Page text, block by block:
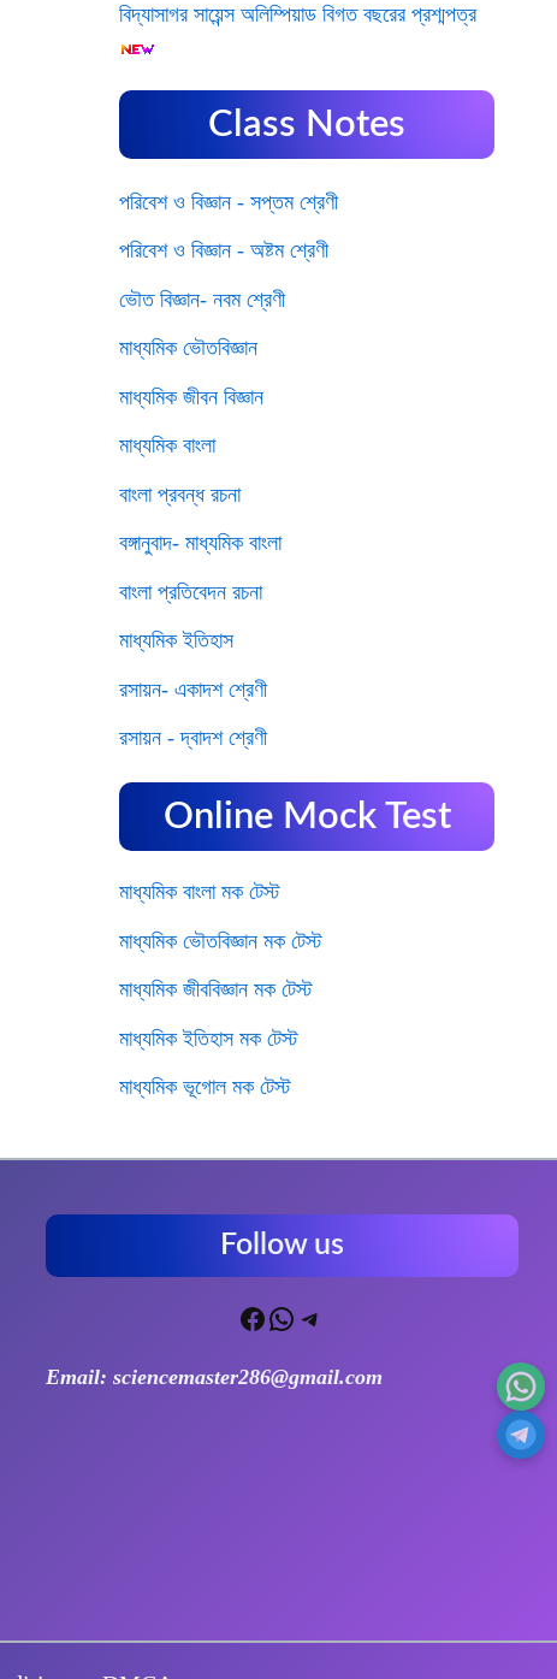
বিদ্যাসাগর সায়েন্স অলিম্পিয়াড বিগত বছরের প্রশ্মপত্র
Class Notes
পরিবেশ ও বিজ্ঞান - সপ্তম শ্রেণী
পরিবেশ ও বিজ্ঞান - অষ্টম শ্রেণী
ভৌত বিজ্ঞান- নবম শ্রেণী
মাধ্যমিক ভৌতবিজ্ঞান
মাধ্যমিক জীবন বিজ্ঞান
মাধ্যমিক বাংলা
বাংলা প্রবন্ধ রচনা
বঙ্গানুবাদ- মাধ্যমিক বাংলা
বাংলা প্রতিবেদন রচনা
মাধ্যমিক ইতিহাস
রসায়ন- একাদশ শ্রেণী
রসায়ন - দ্বাদশ শ্রেণী
Online Mock Test
মাধ্যমিক বাংলা মক টেস্ট
মাধ্যমিক ভৌতবিজ্ঞান মক টেস্ট
মাধ্যমিক জীববিজ্ঞান মক টেস্ট
মাধ্যমিক ইতিহাস মক টেস্ট
মাধ্যমিক ভূগোল মক টেস্ট
Follow us
Facebook
WhatsApp
Telegram
Email: sciencemaster286@gmail.com